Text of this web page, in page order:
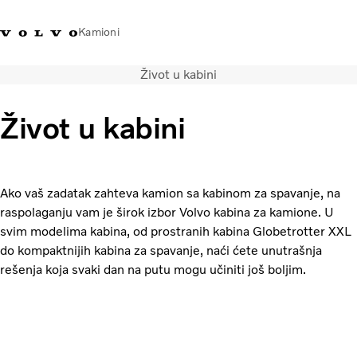
Kamioni
Volvo Trucks prodavnica
Transportna rešenja
Kampanje
Dealer locator
Vesti
O nama
Volvo Truck Builder
Život u kabini
Život u kabini
Ako vaš zadatak zahteva kamion sa kabinom za spavanje, na
raspolaganju vam je širok izbor Volvo kabina za kamione. U
svim modelima kabina, od prostranih kabina Globetrotter XXL
do kompaktnijih kabina za spavanje, naći ćete unutrašnja
rešenja koja svaki dan na putu mogu učiniti još boljim.